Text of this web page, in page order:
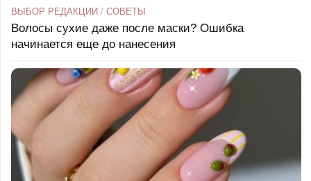
ВЫБОР РЕДАКЦИИ / СОВЕТЫ
Волосы сухие даже после маски? Ошибка
начинается еще до нанесения